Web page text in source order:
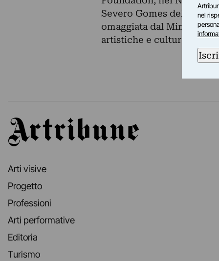
Severo Gomes della
omaggiata dal Ministero
artistiche e culturali.
Artribune
Arti visive
Progetto
Professioni
Arti performative
Editoria
Turismo
nel